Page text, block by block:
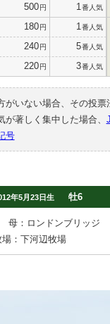
500円 1 番人気
180円 1 番人気
240円 5番人気
220円 3番人気
がいない場合、その投
著しく集中した場合、
号
年5月23日生 牡6
母：ロンドンブリッジ
場：下河辺牧場